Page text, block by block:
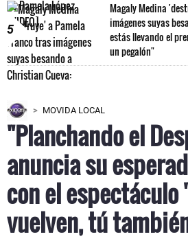
5
Magaly Medina
imágenes suyas
estás llevando el
un pegalón"
MOVIDA LOCAL
"Planchando el
anuncia su
con el espectáculo
vuelven, tú